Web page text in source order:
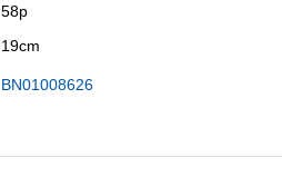
58p
19cm
BN01008626